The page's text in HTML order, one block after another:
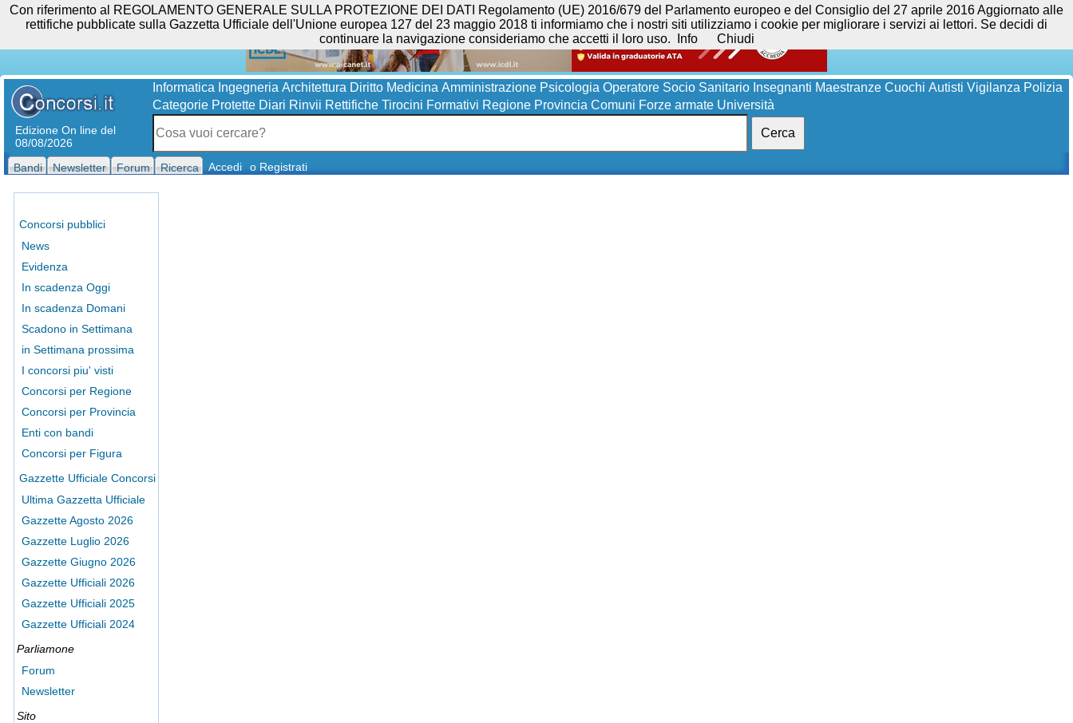
Edizione On line del
08/08/2026
Informatica Ingegneria Architettura Diritto Medicina Amministrazione Psicologia Operatore Socio Sanitario Insegnanti Maestranze Cuochi Autisti Vigilanza Polizia
Categorie Protette Diari Rinvii Rettifiche Tirocini Formativi Regione Provincia Comuni Forze armate Università
Cerca
Bandi Newsletter Forum Ricerca Accedi o Registrati
Concorsi pubblici
News
Evidenza
In scadenza Oggi
In scadenza Domani
Scadono in Settimana
in Settimana prossima
I concorsi piu' visti
Concorsi per Regione
Concorsi per Provincia
Enti con bandi
Concorsi per Figura
Gazzette Ufficiale Concorsi
Ultima Gazzetta Ufficiale
Gazzette Agosto 2026
Gazzette Luglio 2026
Gazzette Giugno 2026
Gazzette Ufficiali 2026
Gazzette Ufficiali 2025
Gazzette Ufficiali 2024
Parliamone
Forum
Newsletter
Sito
Con riferimento al REGOLAMENTO GENERALE SULLA PROTEZIONE DEI DATI Regolamento (UE) 2016/679 del Parlamento europeo e del Consiglio del 27 aprile 2016 Aggiornato alle
rettifiche pubblicate sulla Gazzetta Ufficiale dell'Unione europea 127 del 23 maggio 2018 ti informiamo che i nostri siti utilizziamo i cookie per migliorare i servizi ai lettori. Se decidi di
continuare la navigazione consideriamo che accetti il loro uso.
Info Chiudi